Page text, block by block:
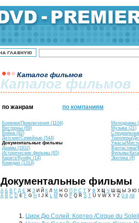
Каталог фильмов
Каталог фильмов
по жанрам по компаниям
Боевики/Приключения (1104)
Вестерны (69)
Война (92)
Детские/Семейные (544)
Документальные фильмы
Драмы (1832)
Исторические фильмы (65)
Каратэ/Кунфу (14)
Комедии (1314)
Мелодрамы
Музыка (21)
Триллеры/
Ужасы/
Фантастика/
Фильмы-
Эротика (8)
Документальные фильмы
А Б В Г Д Е Ж З И Й К Л М Н О П Р С Т У Ф Х Ц Ч Ш Щ Ы Э Ю
A B C D E F G H I J K L M N O P Q R S T U V W X Y Z 0-9 All
Цирк Дю Солей: Кортео /Cirque du